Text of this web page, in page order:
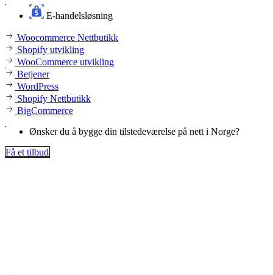
E-handelsløsning
Woocommerce Nettbutikk
Shopify utvikling
WooCommerce utvikling
Betjener
WordPress
Shopify Nettbutikk
BigCommerce
Ønsker du å bygge din tilstedeværelse på nett i Norge?
Få et tilbud